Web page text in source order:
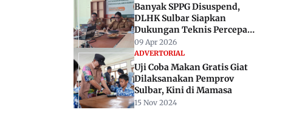
Banyak SPPG Disuspend,
DLHK Sulbar Siapkan
Dukungan Teknis Percepat
Perbaikan IPAL
09 Apr 2026
ADVERTORIAL
Uji Coba Makan Gratis Giat
Dilaksanakan Pemprov
Sulbar, Kini di Mamasa
15 Nov 2024